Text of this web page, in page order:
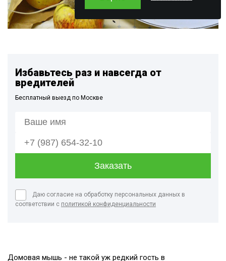
Избавьтесь раз и навсегда от
вредителей
Бесплатный выезд по Москве
Даю согласие на обработку персональных данных в
соответствии с политикой конфиденциальности
Домовая мышь - не такой уж редкий гость в